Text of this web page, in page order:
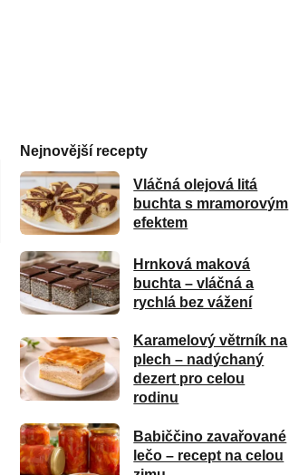
Nejnovější recepty
Vláčná olejová litá
buchta s mramorovým
efektem
Hrnková maková
buchta – vláčná a
rychlá bez vážení
Karamelový větrník na
plech – nadýchaný
dezert pro celou
rodinu
Babiččino zavařované
lečo – recept na celou